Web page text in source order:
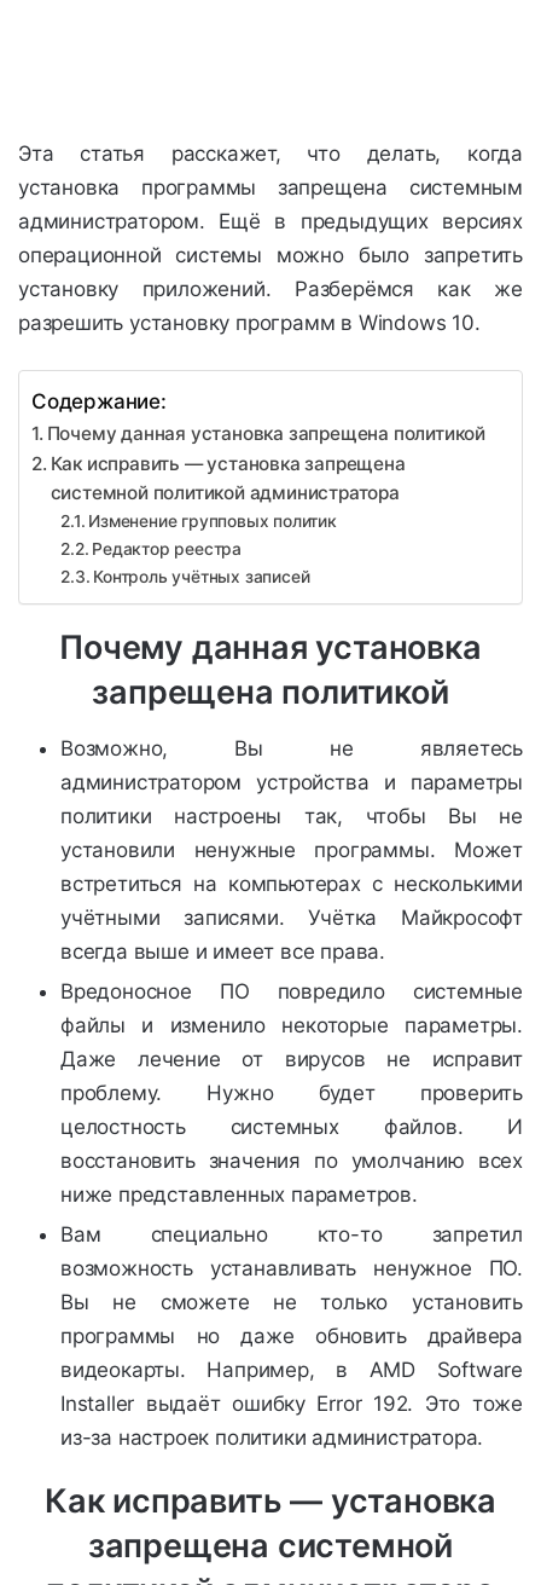
Эта статья расскажет, что делать, когда
установка программы запрещена системным
администратором. Ещё в предыдущих версиях
операционной системы можно было запретить
установку приложений. Разберёмся как же
разрешить установку программ в Windows 10.
Содержание:
Почему данная установка запрещена политикой
Как исправить — установка запрещена
системной политикой администратора
Изменение групповых политик
Редактор реестра
Контроль учётных записей
Почему данная установка
запрещена политикой
Возможно, Вы не являетесь
администратором устройства и параметры
политики настроены так, чтобы Вы не
установили ненужные программы. Может
встретиться на компьютерах с несколькими
учётными записями. Учётка Майкрософт
всегда выше и имеет все права.
Вредоносное ПО повредило системные
файлы и изменило некоторые параметры.
Даже лечение от вирусов не исправит
проблему. Нужно будет проверить
целостность системных файлов. И
восстановить значения по умолчанию всех
ниже представленных параметров.
Вам специально кто-то запретил
возможность устанавливать ненужное ПО.
Вы не сможете не только установить
программы но даже обновить драйвера
видеокарты. Например, в AMD Software
Installer выдаёт ошибку Error 192. Это тоже
из-за настроек политики администратора.
Как исправить — установка
запрещена системной